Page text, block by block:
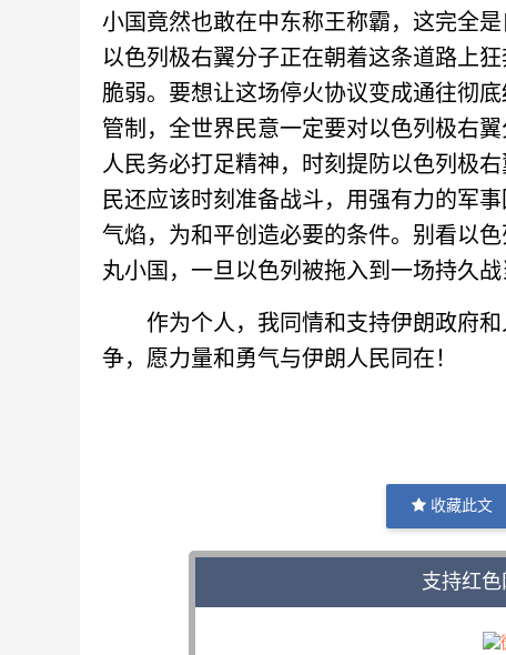
小国竟然也敢在中东称王称霸，这完全
以色列极右翼分子正在朝着这条道路上
脆弱。要想让这场停火协议变成通往彻
管制，全世界民意一定要对以色列极右
人民务必打足精神，时刻提防以色列极
民还应该时刻准备战斗，用强有力的军
气焰，为和平创造必要的条件。别看以
丸小国，一旦以色列被拖入到一场持久
作为个人，我同情和支持伊朗政府和
争，愿力量和勇气与伊朗人民同在！
收藏此文
支持红